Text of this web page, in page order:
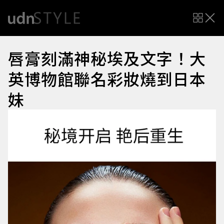
唇膏刻滿神秘埃及文字！大
英博物館聯名彩妝燒到日本
妹